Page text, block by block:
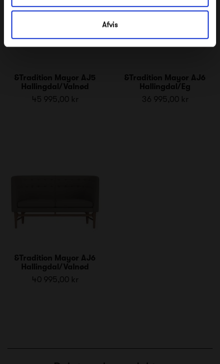
Afvis
&Tradition Mayor AJ5
Hallingdal/Valnød
45 995,00 kr
&Tradition Mayor AJ6
Hallingdal/Eg
36 995,00 kr
&Tradition Mayor AJ6
Hallingdal/Valnød
40 995,00 kr